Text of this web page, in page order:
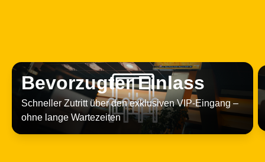
Bevorzugter Einlass
Schneller Zutritt über den exklusiven VIP-Eingang –
ohne lange Wartezeiten